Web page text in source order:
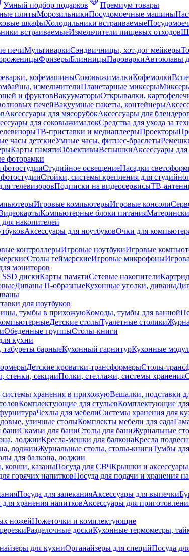
Умный подбор подарков
Премиум товары
плитыМорозильникиПосудомоечные машины
шкафыХолодильники встраиваемые
встраиваемыеИзмельчители пищевых отходов
печиМультиваркиСэндвичницы, хот-дог мейкеры
ФризерыБлинницыПароваркиАвтоклавы
кофемашиныСоковыжималкиКофемолки
измельчителиПланетарные миксеры
и фруктовВакууматорыОткрывалки,
печейВакуумные пакеты, контейнеры
Аксессуары для мясорубокАксессуары для
для соковыжималокСредства для ухода за
ТВ-приставки и медиаплеерыПроекторы
часы детскиеУмные часы, фитнес-браслеты
Карты памятиОбъективыВспышкиАксессуары
фоторамки
Студийное освещениеНасадки
Стойки, системы крепления для
телевизоровПодписки на видеосервисыТВ-
Игровые компьютерыИгровые консоли
Компьютерные блоки питания
накопителей
Аксессуары для ноутбуковОчки для
контроллерыИгровые ноутбукиИгровые
Столы геймерскиеИгровые микрофоны
мониторов
дискиКарты памятиСетевые накопители
Диваны П-образныеКухонные уголки, диваны
для ноутбуков
тумбы в прихожуюКомоды, тумбы для ванной
Детские столыТуалетные столики
Обеденные группыСтолы-книги
кухни
табуреты барныеКухонный гарнитурКухонные
Детские кроватки-трансформерыСтолы-
секцииПолки, стеллажи, системы хранения
хранения в прихожуюВешалки, подставки
Комплектующие для стульевКомплектующие
Чехлы для мебелиСистемы хранения для
уличные столыКомплекты мебели для сада
баниСкамьи для баниСтолы для баниЖурнальные
лоджииКресла-мешки для балконаКресла
лоджииЖурнальные столы, столы-книгиТумбы
для балкона, лоджии
ковши, казаныПосуда для СВЧКрышки и
горячих напитковПосуда для подачи и хранения
Посуда для запеканияАксессуары для выпечки
хранения напитковАксессуары для
ножейНожеточки и комплектующие
Разделочные доскиКухонные термометры,
для кухниОрганайзеры для специйПосуда